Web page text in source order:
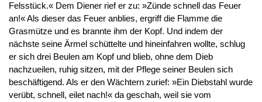
Felsstück.« Dem Diener rief er zu: »Zünde schnell das Feuer
an!« Als dieser das Feuer anblies, ergriff die Flamme die
Grasmütze und es brannte ihm der Kopf. Und indem der
nächste seine Ärmel schüttelte und hineinfahren wollte, schlug
er sich drei Beulen am Kopf und blieb, ohne dem Dieb
nachzueilen, ruhig sitzen, mit der Pflege seiner Beulen sich
beschäftigend. Als er den Wächtern zurief: »Ein Diebstahl wurde
verübt, schnell, eilet nach!« da geschah, weil sie vom